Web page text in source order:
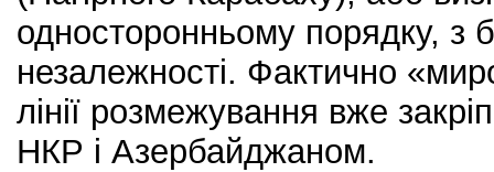
односторонньому порядку, з
незалежності. Фактично
лінії розмежування вже
НКР і Азербайджаном.